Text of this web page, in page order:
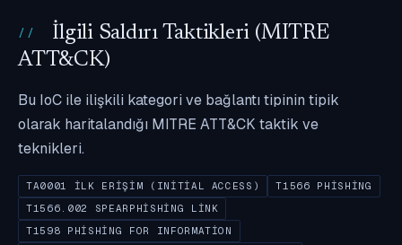
İlgili Saldırı Taktikleri (MITRE
ATT&CK)
Bu IoC ile ilişkili kategori ve bağlantı tipinin tipik
olarak haritalandığı MITRE ATT&CK taktik ve
teknikleri.
TA0001 İLK ERIŞIM (INITIAL ACCESS)
T1566 PHISHING
T1566.002 SPEARPHISHING LINK
T1598 PHISHING FOR INFORMATION